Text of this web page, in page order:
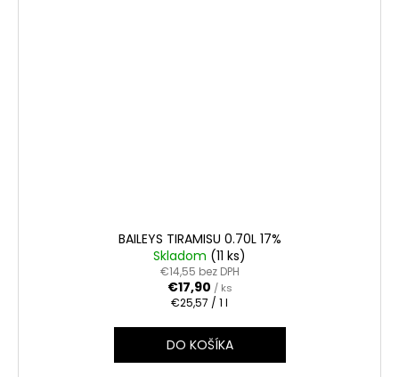
BAILEYS TIRAMISU 0.70L 17%
Skladom (11 ks)
€14,55 bez DPH
€17,90 / ks
Jednotková
€25,57 / 1 l
DO KOŠÍKA